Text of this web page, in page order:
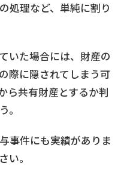
処理など、単純に割り
いた場合には、財産の
際に隠されてしまう可
ら共有財産とするか判
。
事件にも実績がありま
い。